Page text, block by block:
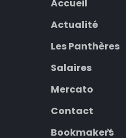
Accueil
Actualité
Les Panthères
Salaires
Mercato
Contact
Bookmakers